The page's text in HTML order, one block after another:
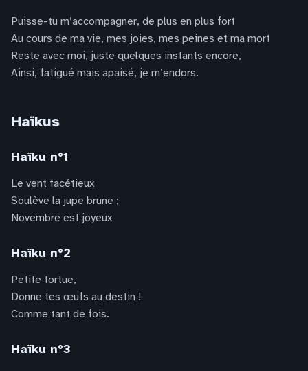
Puisse-tu m’accompagner, de plus en plus fort
Au cours de ma vie, mes joies, mes peines et ma mort
Reste avec moi, juste quelques instants encore,
Ainsi, fatigué mais apaisé, je m’endors.
Haïkus
Haïku n°1
Le vent facétieux
Soulève la jupe brune ;
Novembre est joyeux
Haïku n°2
Petite tortue,
Donne tes œufs au destin !
Comme tant de fois.
Haïku n°3